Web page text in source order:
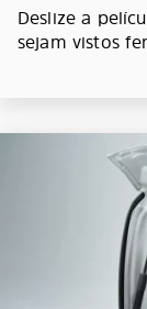
Deslize a
sejam vistos